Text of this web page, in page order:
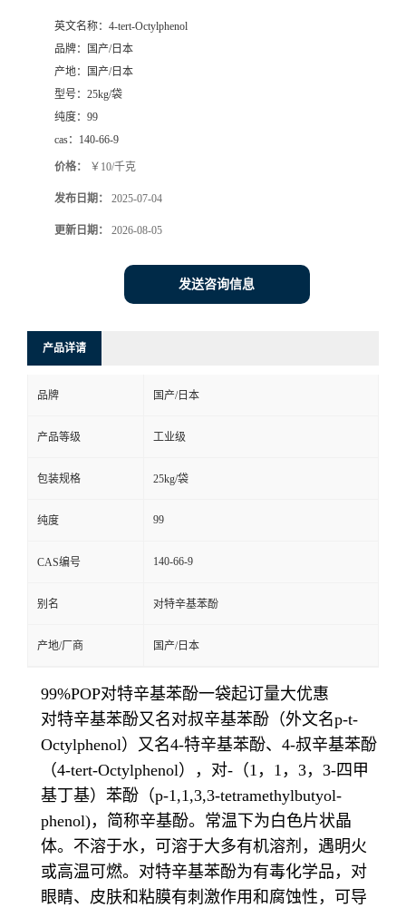
英文名称： 4-tert-Octylphenol
品牌：
国产/日本
产地：
国产/日本
型号： 25kg/袋
纯度： 99
cas： 140-66-9
价格： ￥10/千克
发布日期： 2025-07-04
更新日期： 2026-08-05
发送咨询信息
产品详请
品牌 国产/日本
产品等级 工业级
包装规格 25kg/袋
纯度 99
CAS编号 140-66-9
别名 对特辛基苯酚
产地/厂商 国产/日本
99%POP对特辛基苯酚一袋起订量大优惠
对特辛基苯酚又名对叔辛基苯酚（外文名p-t-
Octylphenol）又名4-特辛基苯酚、4-叔辛基苯酚
（4-tert-Octylphenol），对-（1，1，3，3-四甲
基丁基）苯酚（p-1,1,3,3-tetramethylbutyol-
phenol)，简称辛基酚。常温下为白色片状晶
体。不溶于水，可溶于大多有机溶剂，遇明火
或高温可燃。对特辛基苯酚为有毒化学品，对
眼睛、皮肤和粘膜有刺激作用和腐蚀性，可导